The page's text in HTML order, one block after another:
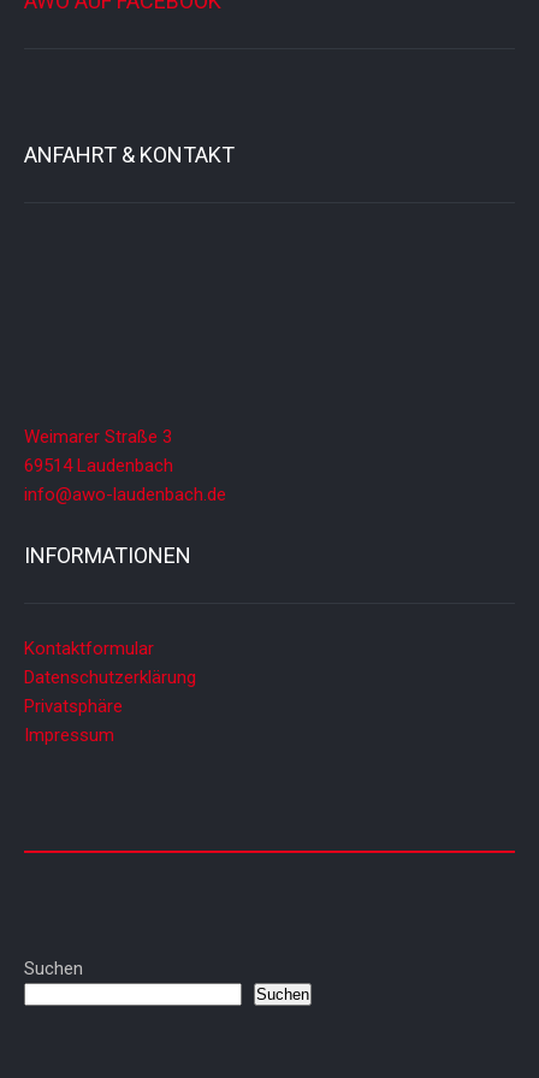
ANFAHRT & KONTAKT
Weimarer Straße 3
69514 Laudenbach
info@awo-laudenbach.de
INFORMATIONEN
Kontaktformular
Datenschutzerklärung
Privatsphäre
Impressum
Suchen
Suchen